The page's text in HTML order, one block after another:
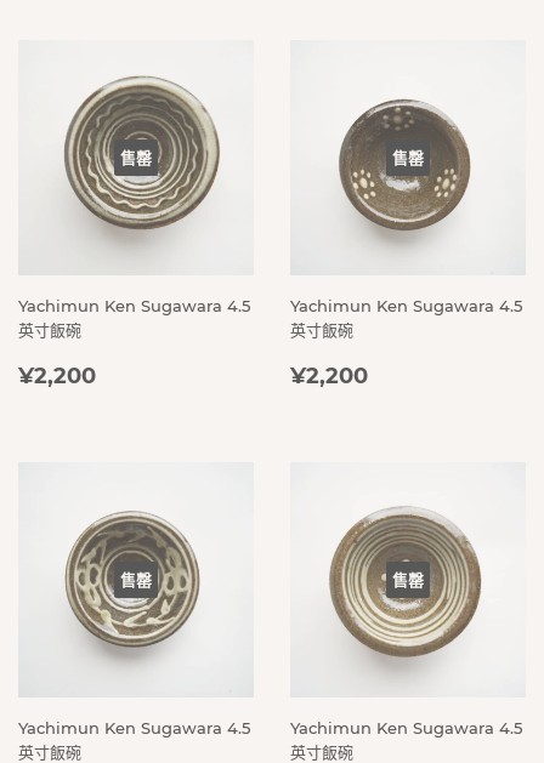
售罄
Yachimun Ken Sugawara 4.5
英寸飯碗
定
¥2,200
售罄
Yachimun Ken Sugawara 4.5
英寸飯碗
定
¥2,200
售罄
Yachimun Ken Sugawara 4.5
英寸飯碗
售罄
Yachimun Ken Sugawara 4.5
英寸飯碗